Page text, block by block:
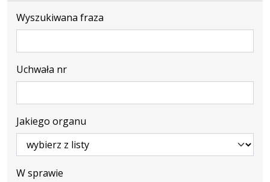
Wyszukiwana fraza
Uchwała nr
Jakiego organu
W sprawie